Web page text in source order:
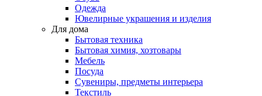
Одежда
Ювелирные украшения и изделия
Для дома
Бытовая техника
Бытовая химия, хозтовары
Мебель
Посуда
Сувениры, предметы интерьера
Текстиль